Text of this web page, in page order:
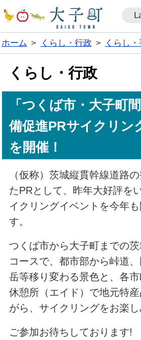
ホーム > くらし・行政 > くらし
くらし・行政
「つくば市・大子町
備促進PRサイクリン
を開催！
（仮称）茨城縦貫幹線道路
たPRとして、昨年大好評を
イクリングイベントを今年
す。
つくば市から大子町までの
コースで、都市部から峠道
岳等移り変わる景色と、各
休憩所（エイド）で地元特
がら、サイクリングをお楽し
ご参加お待ちしております!